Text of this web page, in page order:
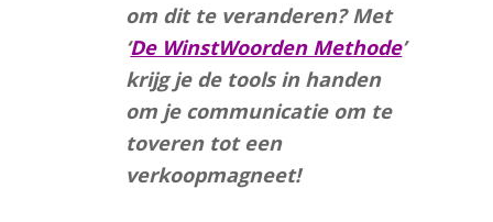
om dit te veranderen? Met
‘De WinstWoorden Methode’
krijg je de tools in handen
om je communicatie om te
toveren tot een
verkoopmagneet!